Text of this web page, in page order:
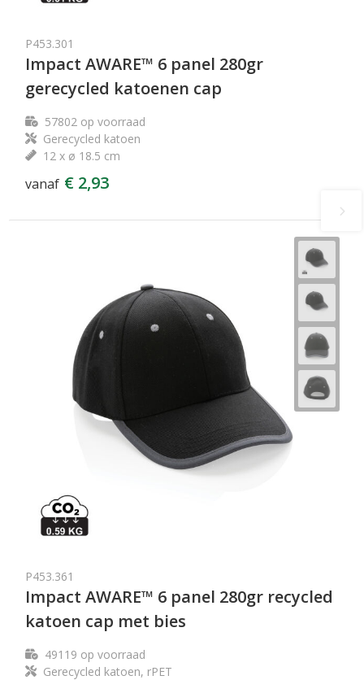
P453.301
Impact AWARE™ 6 panel 280gr
gerecycled katoenen cap
57802op voorraad
Gerecycled katoen
12 x ø 18.5 cm
vanaf € 2,93
P453.361
Impact AWARE™ 6 panel 280gr recycled
katoen cap met bies
49119 op voorraad
Gerecycled katoen, rPET